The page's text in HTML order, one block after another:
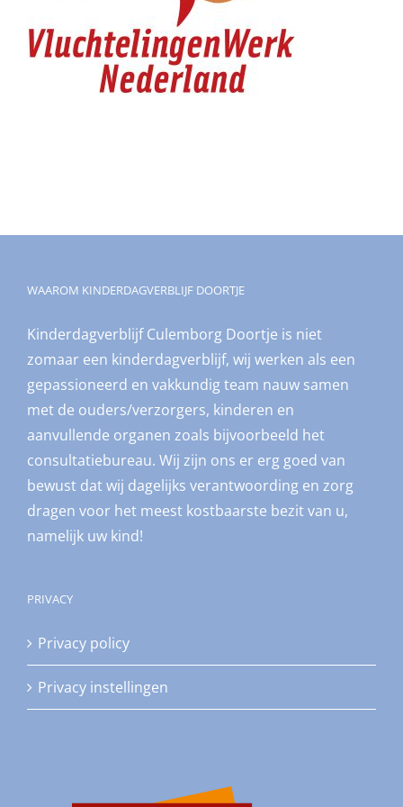
WAAROM KINDERDAGVERBLIJF DOORTJE
Kinderdagverblijf Culemborg Doortje is niet
zomaar een kinderdagverblijf, wij werken als een
gepassioneerd en vakkundig team nauw samen
met de ouders/verzorgers, kinderen en
aanvullende organen zoals bijvoorbeeld het
consultatiebureau. Wij zijn ons er erg goed van
bewust dat wij dagelijks verantwoording en zorg
dragen voor het meest kostbaarste bezit van u,
namelijk uw kind!
PRIVACY
Privacy policy
Privacy instellingen